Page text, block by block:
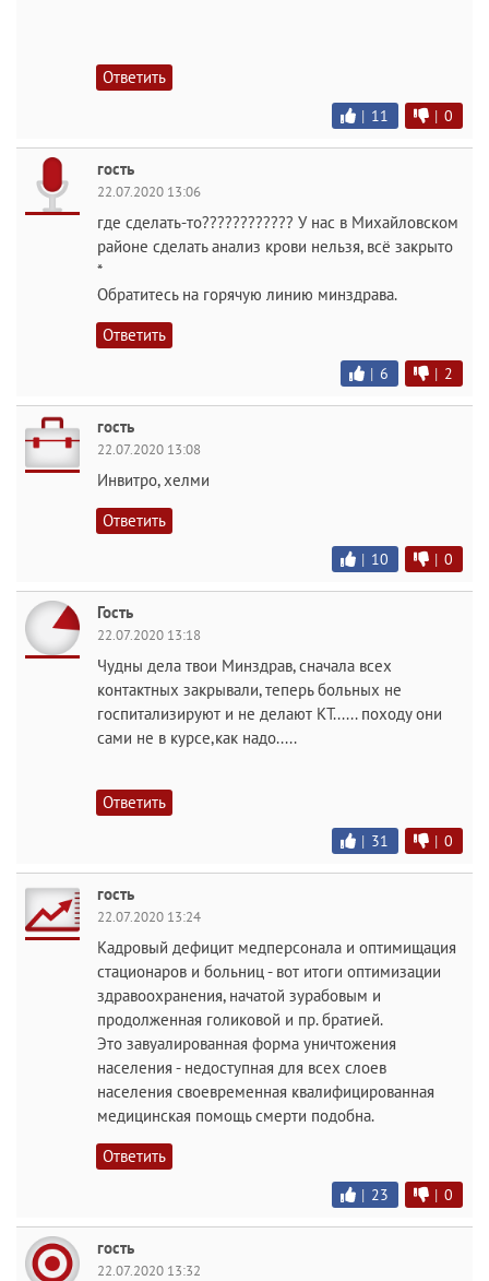
Ответить
| 11 | 0
гость
22.07.2020 13:06
где сделать-то???????????? У нас в Михайловском
районе сделать анализ крови нельзя, всё закрыто
*
Обратитесь на горячую линию минздрава.
Ответить
| 6 | 2
гость
22.07.2020 13:08
Инвитро, хелми
Ответить
| 10 | 0
Гость
22.07.2020 13:18
Чудны дела твои Минздрав, сначала всех
контактных закрывали, теперь больных не
госпитализируют и не делают КТ...... походу они
сами не в курсе,как надо.....
Ответить
| 31 | 0
гость
22.07.2020 13:24
Кадровый дефицит медперсонала и оптимищация
стационаров и больниц - вот итоги оптимизации
здравоохранения, начатой зурабовым и
продолженная голиковой и пр. братией.
Это завуалированная форма уничтожения
населения - недоступная для всех слоев
населения своевременная квалифицированная
медицинская помощь смерти подобна.
Ответить
| 23 | 0
гость
22.07.2020 13:32